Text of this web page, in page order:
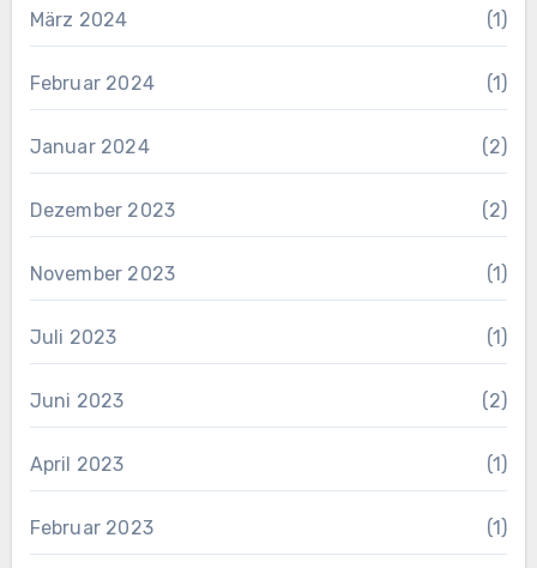
März 2024 (1)
Februar 2024 (1)
Januar 2024 (2)
Dezember 2023 (2)
November 2023 (1)
Juli 2023 (1)
Juni 2023 (2)
April 2023 (1)
Februar 2023 (1)